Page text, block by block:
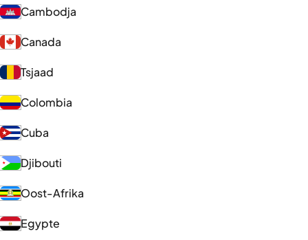
Cambodja
Canada
Tsjaad
Colombia
Cuba
Djibouti
Oost-Afrika
Egypte